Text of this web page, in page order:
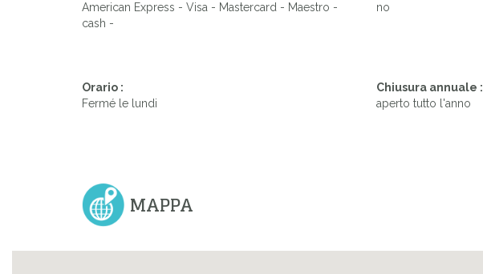
American Express - Visa - Mastercard - Maestro -
cash -
no
Orario :
Fermé le lundi
Chiusura annuale :
aperto tutto l'anno
MAPPA